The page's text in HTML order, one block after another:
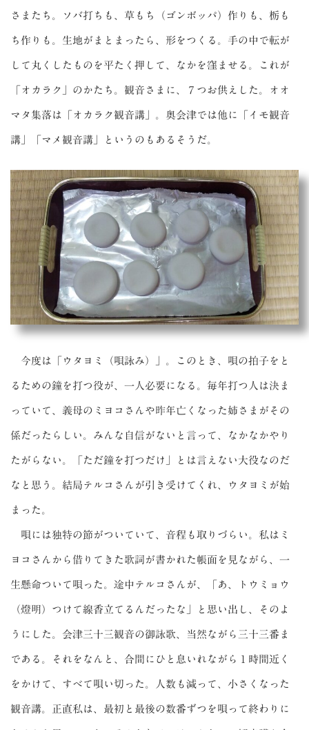
さまたち。ソバ打ちも、草もち（ゴンボッパ）作りも、栃も
ち作りも。生地がまとまったら、形をつくる。手の中で転が
して丸くしたものを平たく押して、なかを窪ませる。これが
「オカラク」のかたち。観音さまに、７つお供えした。オオ
マタ集落は「オカラク観音講」。奥会津では他に「イモ観音
講」「マメ観音講」というのもあるそうだ。
今度は「ウタヨミ（唄詠み）」。このとき、唄の拍子をと
るための鐘を打つ役が、一人必要になる。毎年打つ人は決ま
っていて、義母のミヨコさんや昨年亡くなった姉さまがその
係だったらしい。みんな自信がないと言って、なかなかやり
たがらない。「ただ鐘を打つだけ」とは言えない大役なのだ
なと思う。結局テルコさんが引き受けてくれ、ウタヨミが始
まった。
唄には独特の節がついていて、音程も取りづらい。私はミ
ヨコさんから借りてきた歌詞が書かれた帳面を見ながら、一
生懸命ついて唄った。途中テルコさんが、「あ、トウミョウ
（燈明）つけて線香立てるんだったな」と思い出し、そのよ
うにした。会津三十三観音の御詠歌、当然ながら三十三番ま
である。それをなんと、合間にひと息いれながら１時間近く
をかけて、すべて唄い切った。人数も減って、小さくなった
観音講。正直私は、最初と最後の数番ずつを唄って終わりに